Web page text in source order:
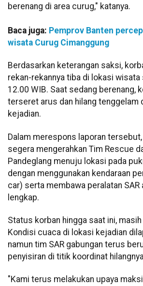
berenang di area curug," katanya.
Baca juga: Pemprov Banten
wisata Curug Cimanggung
Berdasarkan keterangan saksi,
rekan-rekannya tiba di lokasi wisata
12.00 WIB. Saat sedang berenang,
terseret arus dan hilang tenggelam
kejadian.
Dalam merespons laporan
segera mengerahkan Tim Rescue
Pandeglang menuju lokasi pada
dengan menggunakan kendaraan
car) serta membawa peralatan SAR
lengkap.
Status korban hingga saat ini,
Kondisi cuaca di lokasi kejadian
namun tim SAR gabungan terus
penyisiran di titik koordinat
"Kami terus melakukan upaya